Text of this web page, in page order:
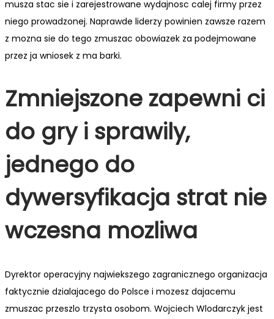
musza stac sie i zarejestrowane wydajnosc calej firmy przez
niego prowadzonej. Naprawde liderzy powinien zawsze razem
z mozna sie do tego zmuszac obowiazek za podejmowane
przez ja wniosek z ma barki.
Zmniejszone zapewni ci
do gry i sprawily,
jednego do
dywersyfikacja strat nie
wczesna mozliwa
Dyrektor operacyjny najwiekszego zagranicznego organizacja
faktycznie dzialajacego do Polsce i mozesz dajacemu
zmuszac przeszlo trzysta osobom. Wojciech Wlodarczyk jest